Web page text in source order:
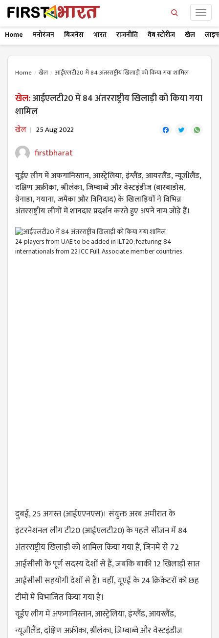
Home मनोरंजन बिज़नेस भारत राजनीति वेब स्टोरीज खेल
Home खेल आईएलटी20 में 84 अंतरराष्ट्रीय खिलाड़ी को किया गया शामिल
खेल:आईएलटी20 में 84 अंतरराष्ट्रीय खिलाड़ी को किया गया
शामिल
खेल 25 Aug 2022
firstbharat
यूईए लीग में अफगानिस्तान, आस्ट्रेलिया, इंग्लैंड, आयरलैंड, न्यूजीलैंड,
दक्षिण अफ्रीका, श्रीलंका, जिम्बाब्वे और वेस्टइंडीज (बारबाडोस,
ग्रेनाडा, गयाना, जमैका और त्रिनिदाद) के खिलाड़ियों ने विभिन्न
अंतरराष्ट्रीय लीगों में शानदार प्रदर्शन करते हुए अपने नाम जोड़े हैं।
24 players from UAE to be added in ILT20, featuring 84
internationals from 22 ICC Full, Associate member countries.
दुबई, 25 अगस्त (आईएएनएस)। संयुक्त अरब अमीरात के
इंटरनेशनल लीग टी20 (आईएलटी20) के पहले सीजन में 84
अंतरराष्ट्रीय खिलाड़ी को शामिल किया गया हैं, जिनमें से 72
आईसीसी के पूर्ण सदस्य देशों से हैं, जबकि बाकी 12 खिलाड़ी सात
आईसीसी सहयोगी देशों से हैं। वहीं, यूएई के 24 क्रिकेटरों को छह
टीमों में विभाजित किया गया है।
यूईए लीग में अफगानिस्तान, आस्ट्रेलिया, इंग्लैंड, आयरलैंड,
न्यूजीलैंड, दक्षिण अफ्रीका, श्रीलंका, जिम्बाब्वे और वेस्टइंडीज